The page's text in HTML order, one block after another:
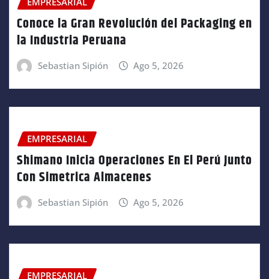
Conoce la Gran Revolución del Packaging en
la Industria Peruana
Sebastian Sipión Ago 5, 2026
EMPRESARIAL
Shimano Inicia Operaciones En El Perú Junto
Con Simetrica Almacenes
Sebastian Sipión Ago 5, 2026
EMPRESARIAL